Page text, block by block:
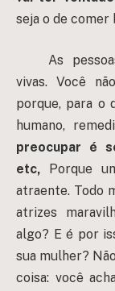
seja o de comer
As
vivas. Você
porque, para o
humano,
preocupar é
etc, Porque
atraente. Todo
atrizes
algo? E é por
sua mulher?
coisa: você